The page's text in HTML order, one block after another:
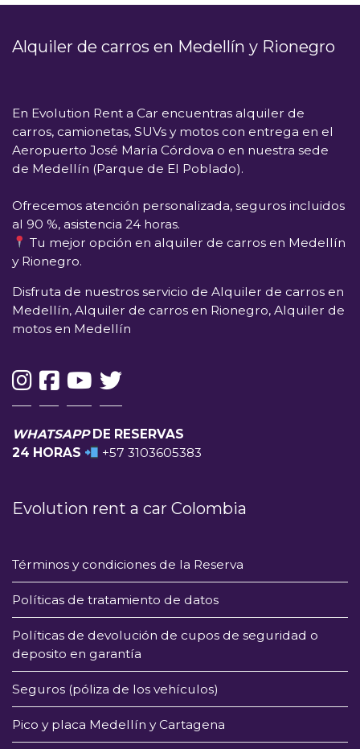
Alquiler de carros en Medellín y Rionegro
En Evolution Rent a Car encuentras alquiler de
carros, camionetas, SUVs y motos con entrega en el
Aeropuerto José María Córdova o en nuestra sede
de Medellín (Parque de El Poblado).
Ofrecemos atención personalizada, seguros incluidos
al 90 %, asistencia 24 horas.
Tu mejor opción en alquiler de carros en Medellín
y Rionegro.
Disfruta de nuestros servicio de Alquiler de carros en
Medellín, Alquiler de carros en Rionegro, Alquiler de
motos en Medellín
WHATSAPPDE RESERVAS
24 HORAS
+57 3103605383
Evolution rent a car Colombia
Términos y condiciones de la Reserva
Políticas de tratamiento de datos
Políticas de devolución de cupos de seguridad o
deposito en garantía
Seguros (póliza de los vehículos)
Pico y placa Medellín y Cartagena